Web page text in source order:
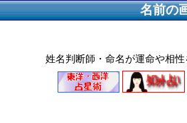
名前の
姓名判断師・命名が運命や相